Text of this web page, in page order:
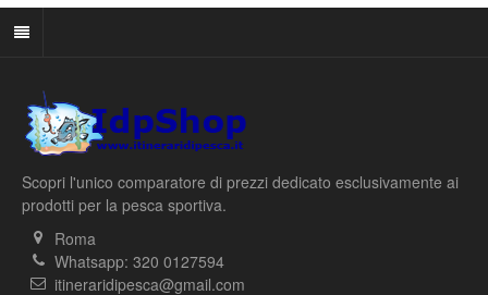
Scopri l'unico comparatore di prezzi dedicato esclusivamente ai
prodotti per la pesca sportiva.
Roma
Whatsapp: 320 0127594
itineraridipesca@gmail.com